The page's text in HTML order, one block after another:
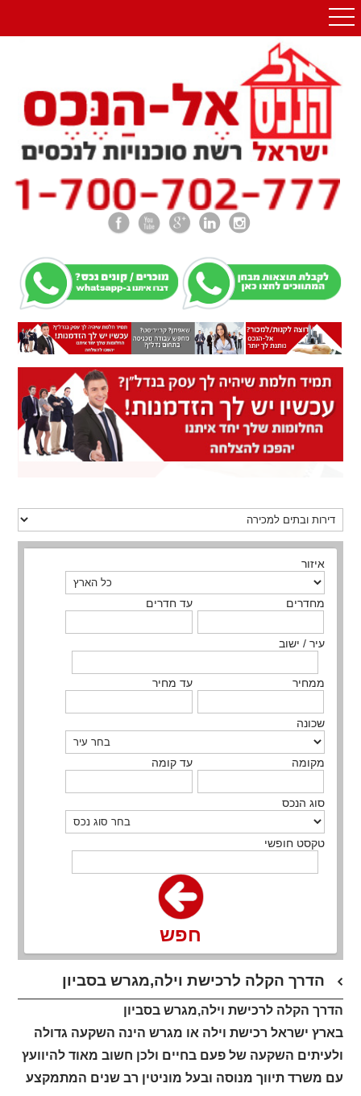
איזור
מחדרים עד חדרים
עיר / ישוב
ממחיר עד מחיר
שכונה
מקומה עד קומה
סוג הנכס
טקסט חופשי
חפש
הדרך הקלה לרכישת וילה,מגרש בסביון
בארץ ישראל רכישת וילה או מגרש הינה השקעה גדולה
ולעיתים השקעה של פעם בחיים ולכן חשוב מאוד להיוועץ
עם משרד תיווך מנוסה ובעל מוניטין רב שנים המתמקצע